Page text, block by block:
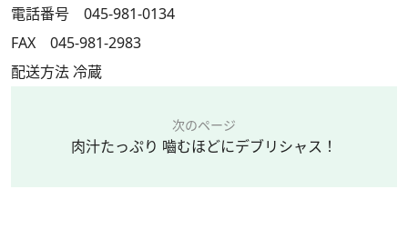
電話番号 045-981-0134
FAX 045-981-2983
配送方法 冷蔵
次のページ
肉汁たっぷり 嚙むほどにデブリシャス！